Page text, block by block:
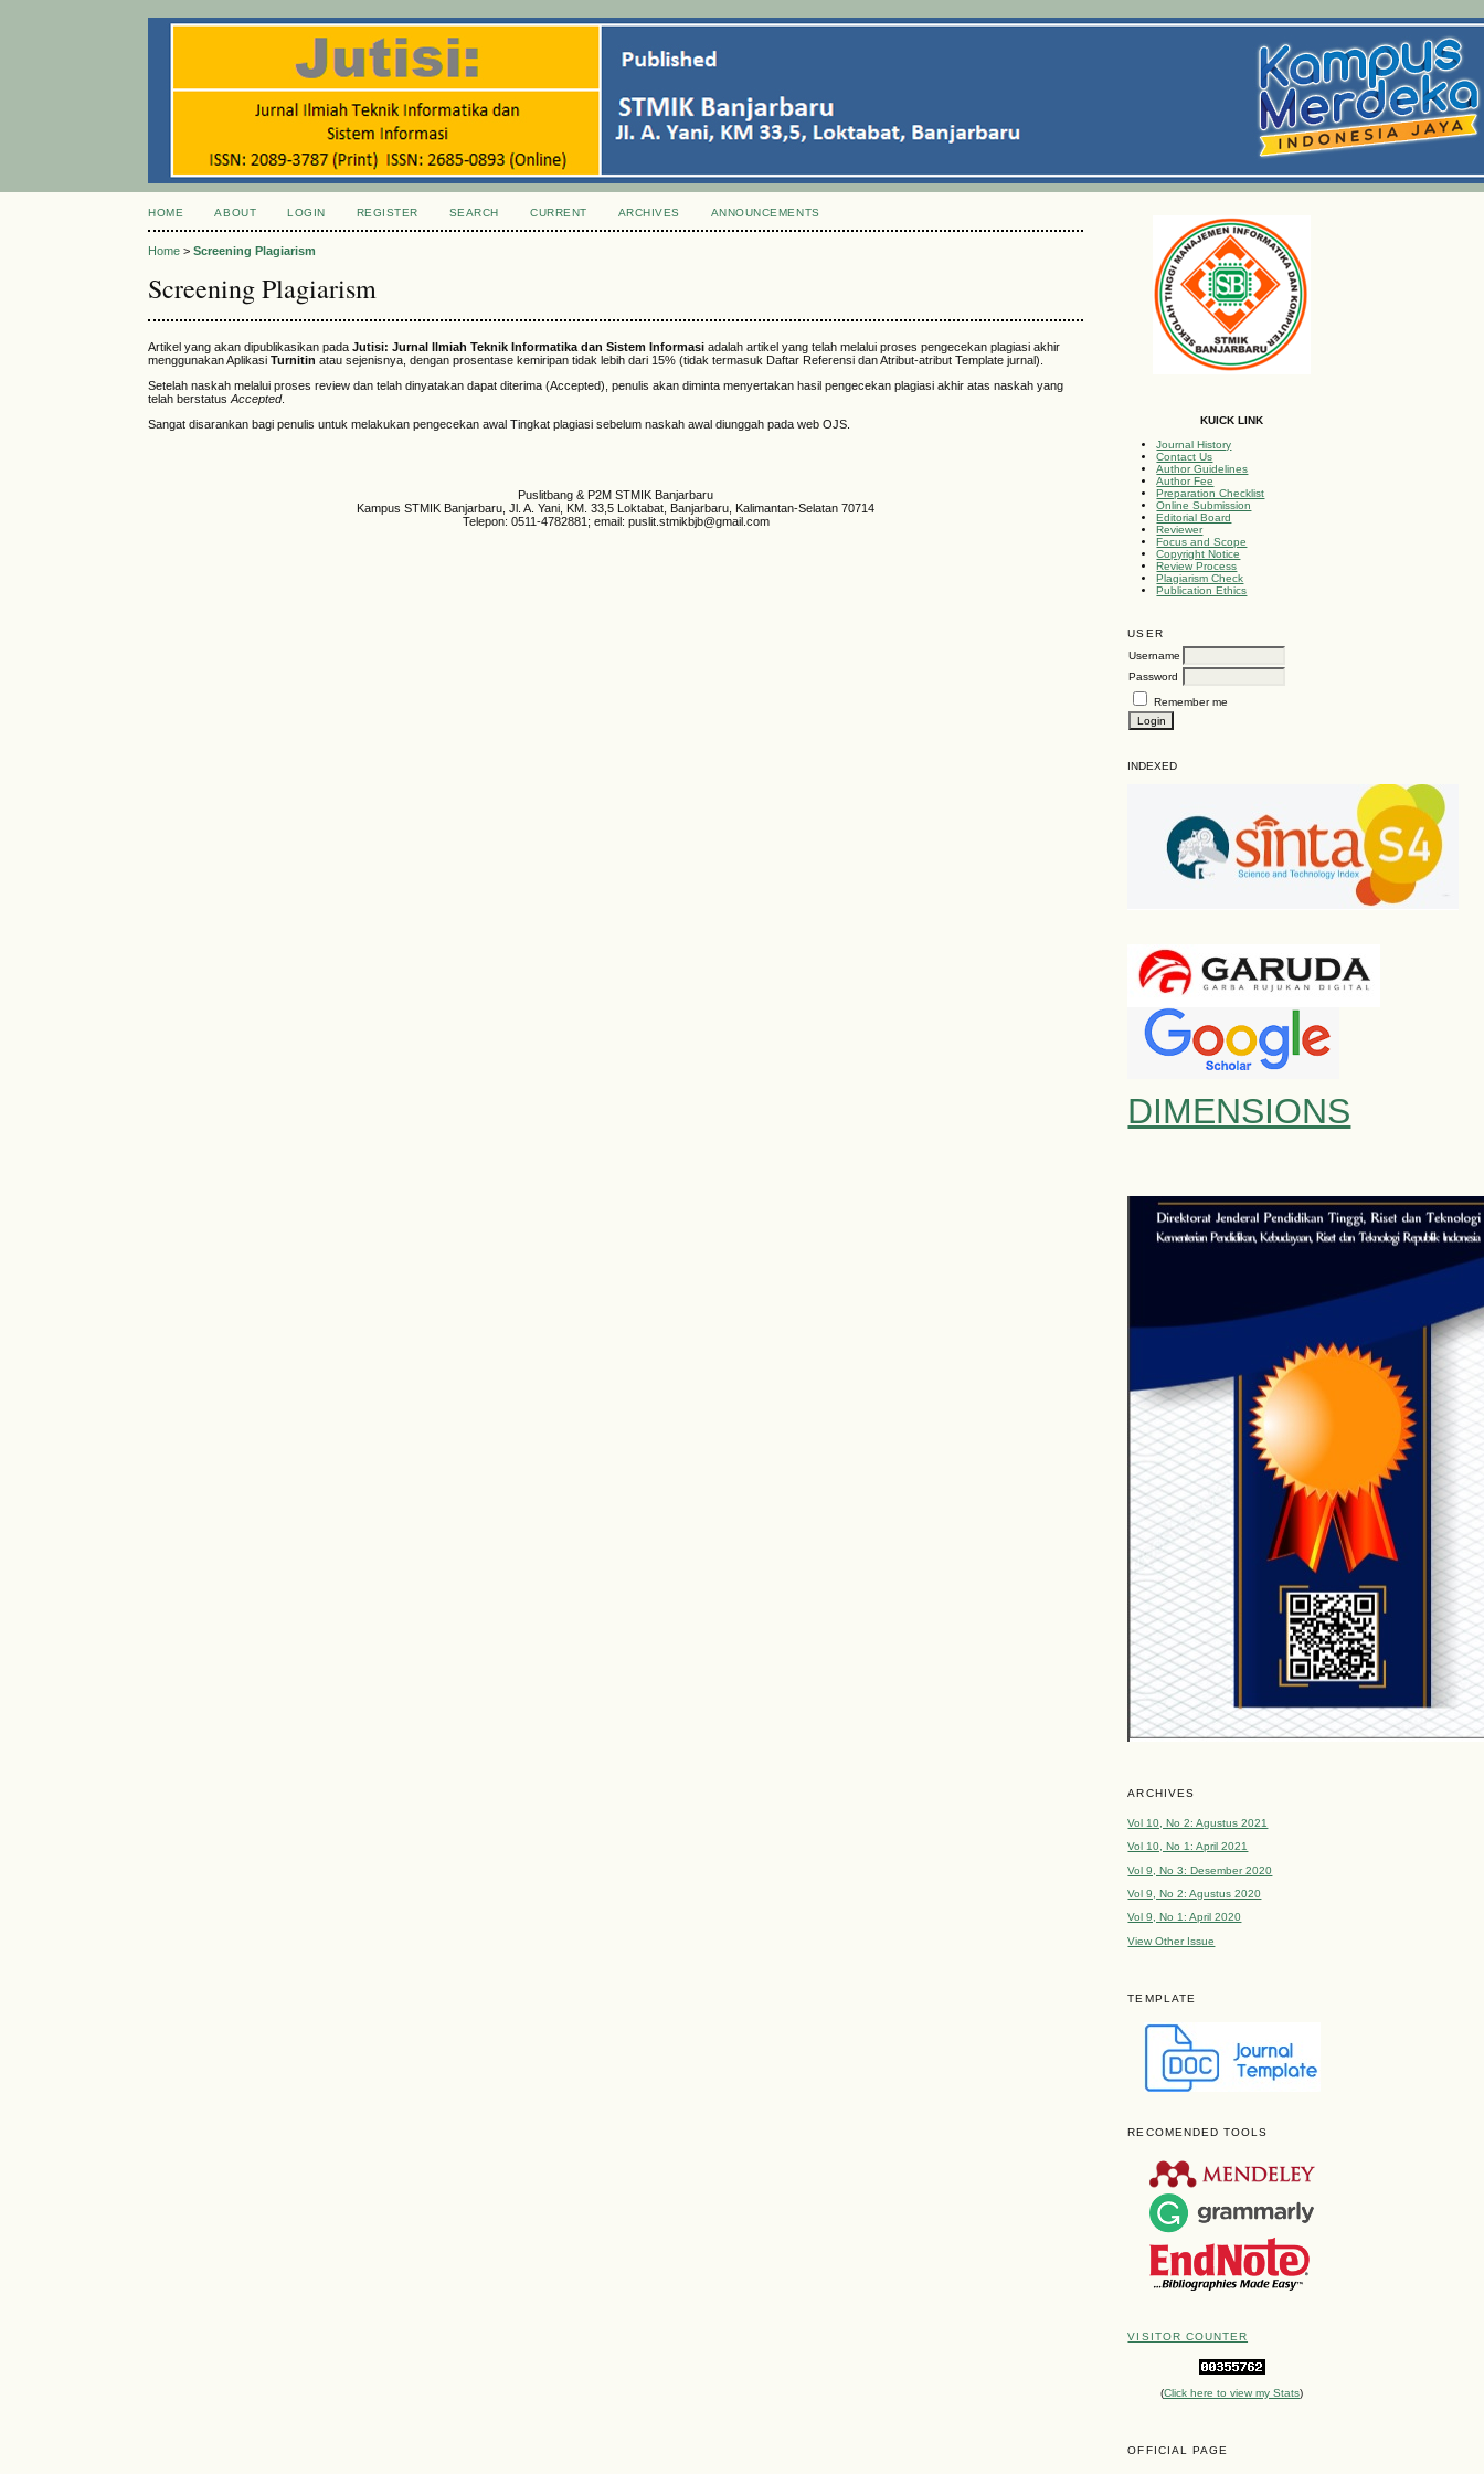
KUICK LINK
Journal History
Contact Us
Author Guidelines
Author Fee
Preparation Checklist
Online Submission
Editorial Board
Reviewer
Focus and Scope
Copyright Notice
Review Process
Plagiarism Check
Publication Ethics
USER
Username
Password
Remember me
INDEXED
DIMENSIONS
ARCHIVES
Vol 10, No 2: Agustus 2021
Vol 10, No 1: April 2021
Vol 9, No 3: Desember 2020
Vol 9, No 2: Agustus 2020
Vol 9, No 1: April 2020
View Other Issue
TEMPLATE
RECOMENDED TOOLS
VISITOR COUNTER
(Click here to view my Stats)
OFFICIAL PAGE
HOME ABOUT LOGIN REGISTER SEARCH CURRENT ARCHIVES ANNOUNCEMENTS
Home >Screening Plagiarism
Screening Plagiarism
Artikel yang akan dipublikasikan padaJutisi: Jurnal Ilmiah Teknik Informatika dan Sistem Informasi adalah artikel yang telah melalui proses pengecekan plagiasi akhir
menggunakan AplikasiTurnitin atau sejenisnya, dengan prosentase kemiripan tidak lebih dari 15% (tidak termasuk Daftar Referensi dan Atribut-atribut Template jurnal).
Setelah naskah melalui proses review dan telah dinyatakan dapat diterima (Accepted), penulis akan diminta menyertakan hasil pengecekan plagiasi akhir atas naskah yang
telah berstatusAccepted.
Sangat disarankan bagi penulis untuk melakukan pengecekan awal Tingkat plagiasi sebelum naskah awal diunggah pada web OJS.
Puslitbang & P2M STMIK Banjarbaru
Kampus STMIK Banjarbaru, Jl. A. Yani, KM. 33,5 Loktabat, Banjarbaru, Kalimantan-Selatan 70714
Telepon: 0511-4782881; email: puslit.stmikbjb@gmail.com